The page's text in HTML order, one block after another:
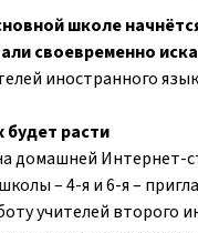
школе
своевременно
иностранного
будет расти
домашней Интернет-
– 4-я и 6-я –
учителей второго